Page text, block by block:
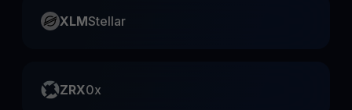
XLMStellar
ZRX0x